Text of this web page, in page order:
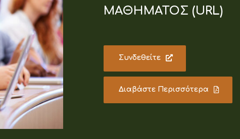
ΜΑΘΗΜΑΤΟΣ (URL)
Συνδεθείτε
Διαβάστε Περισσότερα